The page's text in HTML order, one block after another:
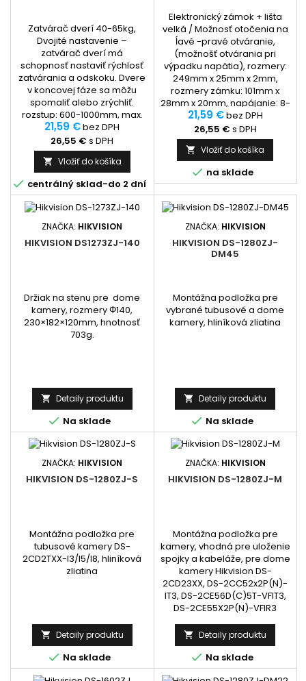
Zatvárač dverí 40-65kg,
Dvojité nastavenie –
zatvárač dverí má
schopnosť nastaviť rýchlosť
zatvárania a odskoku. Dvere
v koncovej fáze sa môžu
spomaliť alebo zrýchliť.
rozstup: 600-1000mm, max.
hmotnosť dverí: 40-65kg,
frekvencia zatvárania: 10s,
farba: strieborná, hmotnosť
súpravy: 1,4kg.
21,59 €bez DPH
26,55 € s DPH
 Vložiť do košíka
 centrálný sklad-do 2 dní
Elektronický zámok + lišta
velká / Možnosť otočenia na
ĺavé -pravé otváranie,
(možnošť otvárania pri
výpadku napätia), rozmery:
249mm x 25mm x 2mm,
rozmery zámku: 101mm x
28mm x 20mm, napájanie: 8-
12VAC, sotrba energie:
700mA, ISO 9001:2000
21,59 €bez DPH
26,55 € s DPH
 Vložiť do košíka
 na sklade
ZNAČKA: HIKVISION
HIKVISION DS1273ZJ-140
Držiak na stenu pre dome
kamery, rozmery Φ140,
230×182×120mm, hnotnosť
703g.
 Detaily produktu
 Na sklade
ZNAČKA: HIKVISION
HIKVISION DS-1280ZJ-
DM45
Montážna podložka pre
vybrané tubusové a dome
kamery, hliníková zliatina
 Detaily produktu
 Na sklade
ZNAČKA: HIKVISION
HIKVISION DS-1280ZJ-S
Montážna podložka pre
tubusové kamery DS-
2CD2TXX-I3/I5/I8, hliníková
zliatina
 Detaily produktu
 Na sklade
ZNAČKA: HIKVISION
HIKVISION DS-1280ZJ-M
Montážna podložka pre
kamery, vhodná pre uloženie
spojky a kabeláže, pre dome
kamery Hikvision DS-
2CD23XX, DS-2CC52x2P(N)-
IT3, DS-2CE56D(C)5T-VFIT3,
DS-2CE55X2P(N)-VFIR3
 Detaily produktu
 Na sklade